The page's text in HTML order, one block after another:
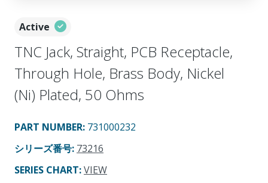
Active
TNC Jack, Straight, PCB Receptacle,
Through Hole, Brass Body, Nickel
(Ni) Plated, 50 Ohms
PART NUMBER: 731000232
シリーズ番号: 73216
SERIES CHART:VIEW